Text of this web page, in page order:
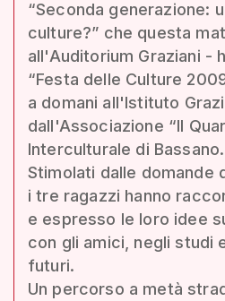
“Seconda generazione:
culture?” che questa
all'Auditorium Graziani -
“Festa delle Culture
a domani all'Istituto
dall'Associazione “Il
Interculturale di Bassano.
Stimolati dalle domande
i tre ragazzi hanno
e espresso le loro idee
con gli amici, negli studi
futuri.
Un percorso a metà